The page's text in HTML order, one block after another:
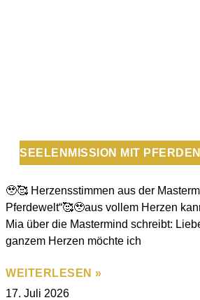
SEELENMISSION MIT PFERDEN
🥹🥰 Herzensstimmen aus der
Pferdewelt“🥰🥹aus vollem Herzen
Mia über die Mastermind schreibt:
ganzem Herzen möchte ich
WEITERLESEN »
17. Juli 2026